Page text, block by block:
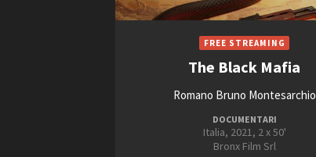
The Black Mafia
Romano Bruno Montesarchio
DOCUMENTARI
Italia, 2021, 2 x 50'
Bronx Film Srl